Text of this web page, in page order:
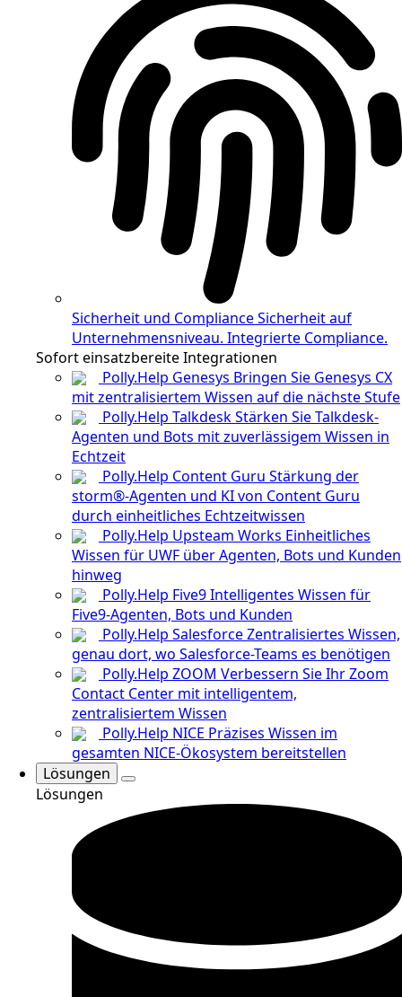
Sicherheit und ComplianceSicherheit auf
Unternehmensniveau. Integrierte Compliance.
Sofort einsatzbereite Integrationen
Polly.Help Genesys Bringen Sie Genesys CX
mit zentralisiertem Wissen auf die nächste Stufe
Polly.Help TalkdeskStärken Sie Talkdesk-
Agenten und Bots mit zuverlässigem Wissen in
Echtzeit
Polly.Help Content Guru Stärkung der
storm®-Agenten und KI von Content Guru
durch einheitliches Echtzeitwissen
Polly.Help Upsteam Works Einheitliches
Wissen für UWF über Agenten, Bots und Kunden
hinweg
Polly.Help Five9Intelligentes Wissen für
Five9-Agenten, Bots und Kunden
Polly.Help SalesforceZentralisiertes Wissen,
genau dort, wo Salesforce-Teams es benötigen
Polly.Help ZOOM Verbessern Sie Ihr Zoom
Contact Center mit intelligentem,
zentralisiertem Wissen
Polly.Help NICE Präzises Wissen im
gesamten NICE-Ökosystem bereitstellen
Lösungen
Lösungen